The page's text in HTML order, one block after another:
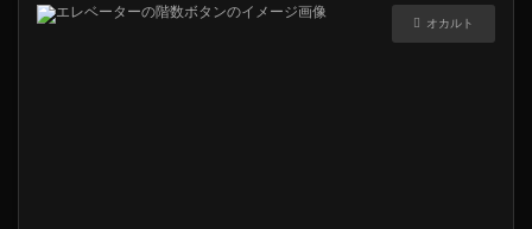
オカルト